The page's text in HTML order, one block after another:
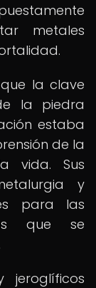
metales
la clave
la piedra
estaba
de la
vida. Sus
y
para las
que se
jeroglíficos